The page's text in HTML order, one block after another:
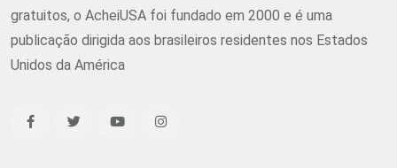
gratuitos, o AcheiUSA foi fundado em 2000 e é uma
publicação dirigida aos brasileiros residentes nos Estados
Unidos da América